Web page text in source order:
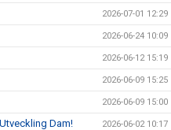
2026-07-01 12:29
2026-06-24 10:09
2026-06-12 15:19
2026-06-09 15:25
2026-06-09 15:00
Dam! 2026-06-02 10:17